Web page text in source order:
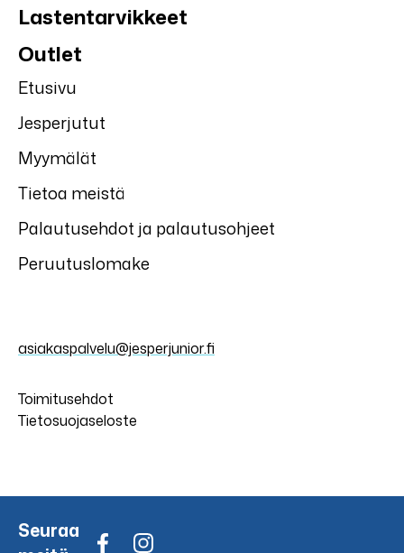
Lastentarvikkeet
Outlet
Etusivu
Jesperjutut
Myymälät
Tietoa meistä
Palautusehdot ja palautusohjeet
Peruutuslomake
asiakaspalvelu@jesperjunior.fi
Toimitusehdot
Tietosuojaseloste
Seuraa